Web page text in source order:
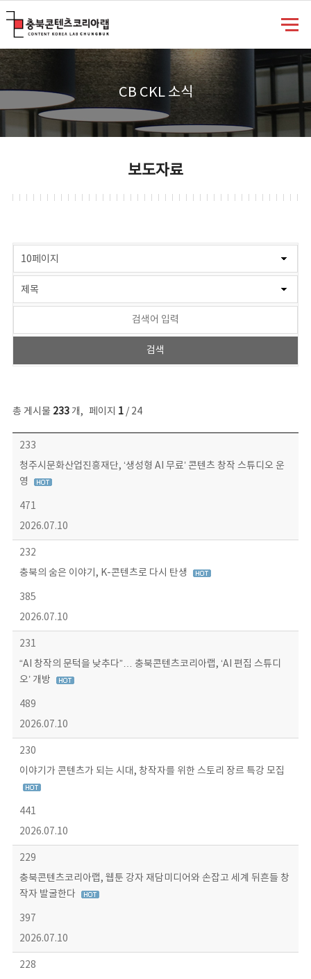
CB CKL 소식
보도자료
총 게시물 233개, 페이지 1/ 24
보도자료 목록 - 번호, 제목, 작성자, 파일, 조회수, 작성일 정보 제공
233
청주시문화산업진흥재단, ‘생성형 AI 무료’ 콘텐츠 창작 스튜디오 운
영
471
2026.07.10
232
충북의 숨은 이야기, K-콘텐츠로 다시 탄생
385
2026.07.10
231
“AI 창작의 문턱을 낮추다”… 충북콘텐츠코리아랩, ‘AI 편집 스튜디
오’ 개방
489
2026.07.10
230
이야기가 콘텐츠가 되는 시대, 창작자를 위한 스토리 장르 특강 모집
441
2026.07.10
229
충북콘텐츠코리아랩, 웹툰 강자 재담미디어와 손잡고 세계 뒤흔들 창
작자 발굴한다
397
2026.07.10
228